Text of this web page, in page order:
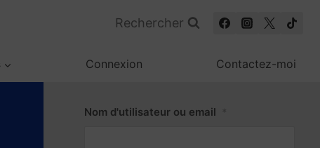
Rechercher
Connexion Contactez-moi
Nom d'utilisateur ou email